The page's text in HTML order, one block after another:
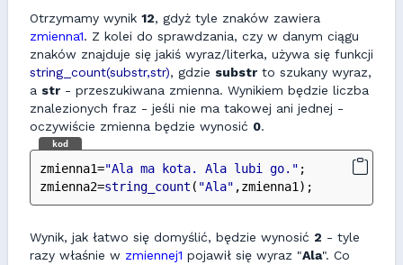
Otrzymamy wynik 12, gdyż tyle znaków zawiera
zmienna1. Z kolei do sprawdzania, czy w danym ciągu
znaków znajduje się jakiś wyraz/literka, używa się funkcji
string_count(substr,str), gdzie substr to szukany wyraz,
a str - przeszukiwana zmienna. Wynikiem będzie liczba
znalezionych fraz - jeśli nie ma takowej ani jednej -
oczywiście zmienna będzie wynosić 0.
kod
zmienna1="Ala ma kota. Ala lubi go." ;
zmienna2=string_count ( "Ala" ,zmienna1);
Wynik, jak łatwo się domyślić, będzie wynosić 2 - tyle
razy właśnie w zmiennej1 pojawił się wyraz "Ala". Co